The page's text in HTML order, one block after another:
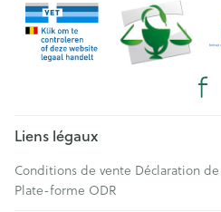
Liens légaux
Conditions de vente Déclaration
Plate-forme ODR